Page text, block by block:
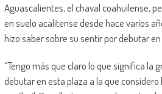
Aguascalientes, el chaval coahuilense,
en suelo acalitense desde hace varios
hizo saber sobre su sentir por debutar
“Tengo más que claro lo que significa la
debutar en esta plaza a la que